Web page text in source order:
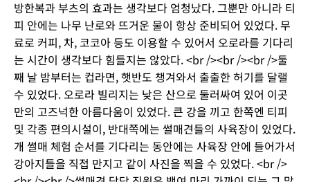
방한복과 부츠의 효과는 생각보다 엄청났다. 그뿐만 아니라 티
피 안에는 나무 난로와 뜨거운 물이 항상 준비되어 있었다. 무
료로 커피, 차, 코코아 등도 이용할 수 있어서 오로라를 기다리
는 시간이 생각보다 힘들지는 않았다. <br /><br /><br />둘
째 날 밤부터는 컵라면, 햇반도 챙겨와서 출출한 허기를 달랠
수 있었다. 오로라 빌리지는 낮은 산으로 둘러싸여 있어 이곳
만의 고즈넉한 아름다움이 있었다. 큰 강을 끼고 한쪽엔 티피
및 각종 편의시설이, 반대쪽에는 썰매견들의 사육장이 있었다.
개 썰매 체험 순서를 기다리는 동안에는 사육장 안에 들어가서
강아지들을 직접 만지고 같이 사진을 찍을 수 있었다. <br />